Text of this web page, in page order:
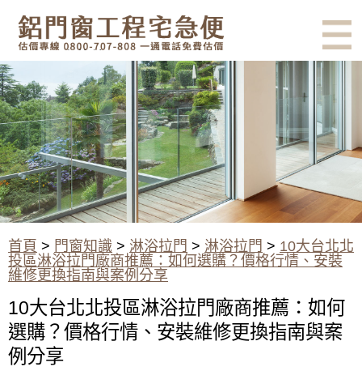
有鋁門窗的結露、隔熱、隔音問
題？找我們就對了！估價專線
0800-707-808
10大台北北投區淋浴拉門廠商推
薦：如何選購？價格行情、安裝
維修更換指南與案例分享
首頁 > 門窗知識 > 淋浴拉門 > 淋浴拉門 > 10大台北北
投區淋浴拉門廠商推薦：如何選購？價格行情、安裝
維修更換指南與案例分享
10大台北北投區淋浴拉門廠商推薦：如何
選購？價格行情、安裝維修更換指南與案
例分享